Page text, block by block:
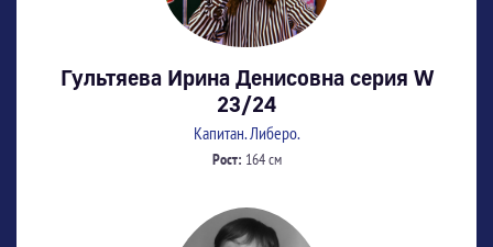
Гультяева Ирина Денисовна серия W
23/24
Капитан. Либеро.
Рост: 164 см